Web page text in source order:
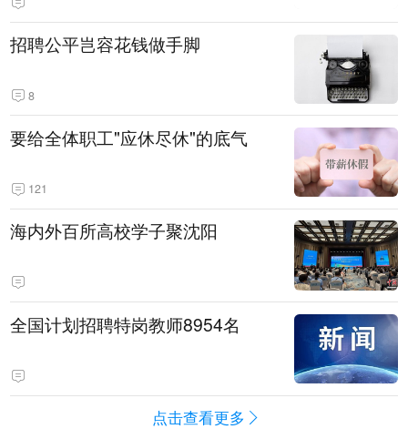
招聘公平岂容花钱做手脚
8
要给全体职工"应休尽休"的底气
121
海内外百所高校学子聚沈阳
全国计划招聘特岗教师8954名
点击查看更多